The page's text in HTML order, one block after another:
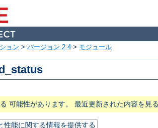
ョン > バージョン 2.4 > モジュール
可能性があります。 最近更新された内容を見
性能に関する情報を提供する